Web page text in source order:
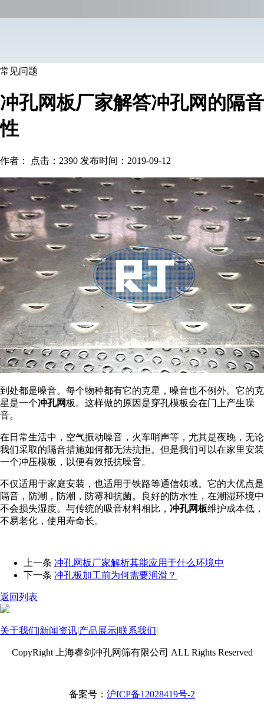
常见问题
冲孔网板厂家解答冲孔网的隔音
性
作者： 点击：2390 发布时间：2019-09-12
到处都是噪音。每个物种都有它的克星，噪音也不例外。它的克
星是一个冲孔网板。这样做的原因是穿孔模板会在门上产生噪
音。
在日常生活中，空气振动噪音，火车哨声等，尤其是夜晚，无论
我们采取的隔音措施如何都无法抗拒。但是我们可以在家里安装
一个冲压模板，以便有效抵抗噪音。
不仅适用于家庭安装，也适用于铁路等通信领域。它的大优点是
隔音，防潮，防潮，防霉和抗菌。良好的防水性，在潮湿环境中
不会损失湿度。与传统的吸音材料相比， 冲孔网板维护成本低，
不易老化，使用寿命长。
上一条 冲孔网板厂家解析其能应用于什么环境中
下一条 冲孔板加工前为何需要润滑？
返回列表
关于我们|新闻资讯|产品展示|联系我们|
CopyRight 上海睿剑冲孔网筛有限公司 ALL Rights Reserved
备案号： 沪ICP备12028419号-2